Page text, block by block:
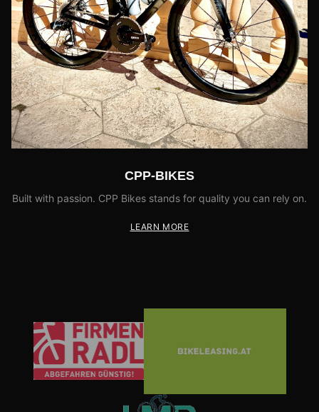
CPP-BIKES
Built with passion. CPP Bikes stands for quality you can rely on.
LEARN MORE